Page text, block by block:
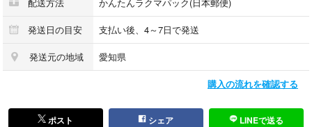
発送日の目安 支払い後、4～7日で発送
発送元の地域 愛知県
購入の流れを確認する
ポスト シェア LINEで送る